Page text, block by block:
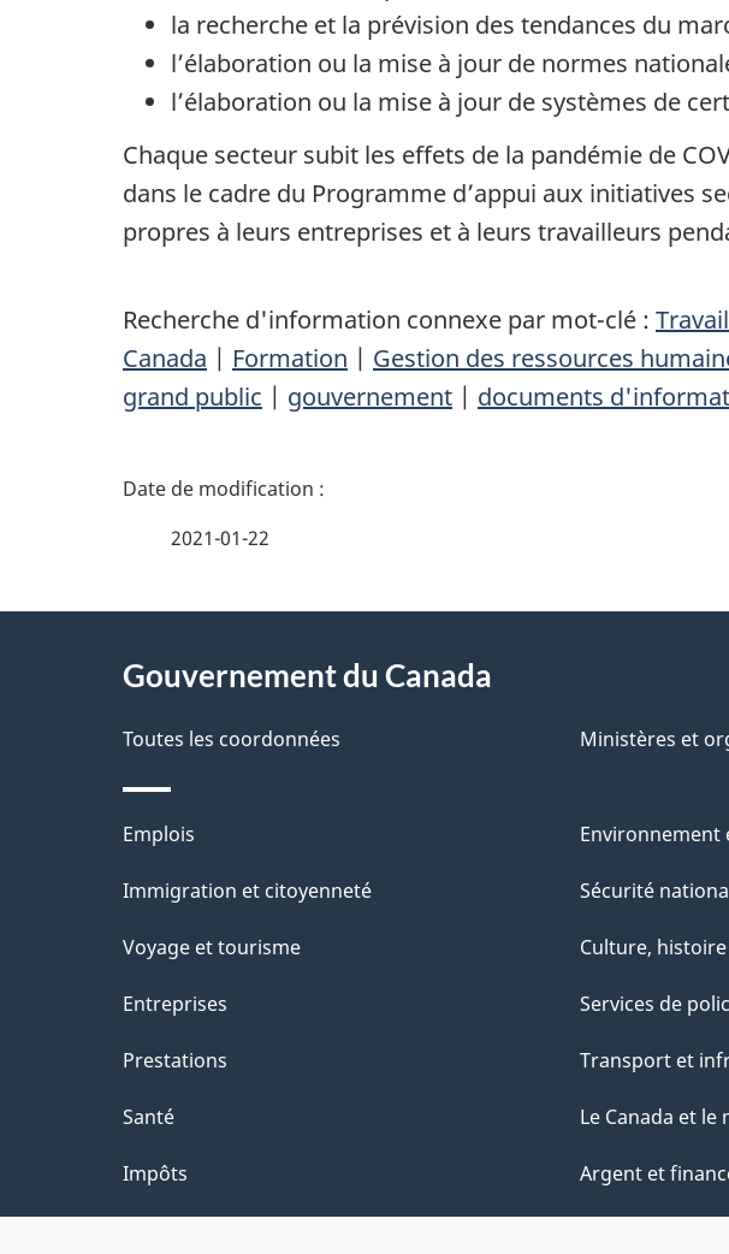
la recherche et la prévision des tendances du
l’élaboration ou la mise à jour de normes
l’élaboration ou la mise à jour de systèmes de
Chaque secteur subit les effets de la pandémie de
dans le cadre du Programme d’appui aux initiatives
propres à leurs entreprises et à leurs travailleurs
Recherche d'information connexe par mot-clé : Travail
Canada | Formation | Gestion des ressources
grand public | gouvernement | documents
D
a
s
d
e
l
a
p
a
g
2021-01-22
proposGouvernement du Canada
Toutes les coordonnées Ministères et
Thèmes
et
Emplois
Immigration et citoyenneté
Voyage et tourisme
Entreprises
Prestations
Santé
Impôts
Environnement
Sécurité
Culture,
Services de
Transport et
Le Canada et le
Argent et